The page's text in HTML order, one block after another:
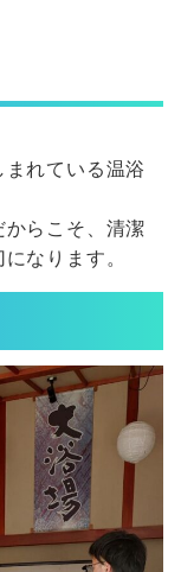
れている温浴
らこそ、清潔
なります。